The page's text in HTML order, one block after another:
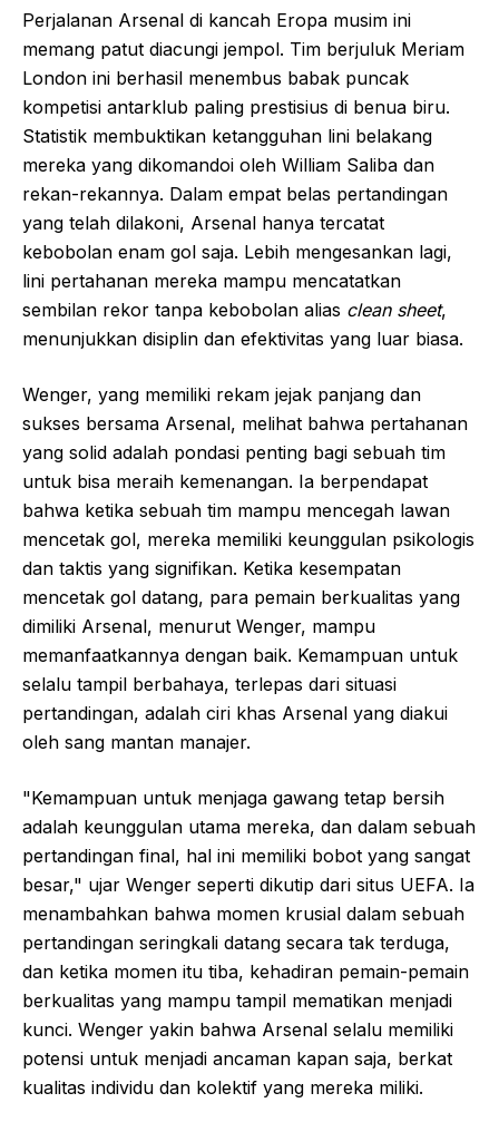
Perjalanan Arsenal di kancah Eropa musim ini
memang patut diacungi jempol. Tim berjuluk Meriam
London ini berhasil menembus babak puncak
kompetisi antarklub paling prestisius di benua biru.
Statistik membuktikan ketangguhan lini belakang
mereka yang dikomandoi oleh William Saliba dan
rekan-rekannya. Dalam empat belas pertandingan
yang telah dilakoni, Arsenal hanya tercatat
kebobolan enam gol saja. Lebih mengesankan lagi,
lini pertahanan mereka mampu mencatatkan
sembilan rekor tanpa kebobolan alias clean sheet,
menunjukkan disiplin dan efektivitas yang luar biasa.
Wenger, yang memiliki rekam jejak panjang dan
sukses bersama Arsenal, melihat bahwa pertahanan
yang solid adalah pondasi penting bagi sebuah tim
untuk bisa meraih kemenangan. Ia berpendapat
bahwa ketika sebuah tim mampu mencegah lawan
mencetak gol, mereka memiliki keunggulan psikologis
dan taktis yang signifikan. Ketika kesempatan
mencetak gol datang, para pemain berkualitas yang
dimiliki Arsenal, menurut Wenger, mampu
memanfaatkannya dengan baik. Kemampuan untuk
selalu tampil berbahaya, terlepas dari situasi
pertandingan, adalah ciri khas Arsenal yang diakui
oleh sang mantan manajer.
"Kemampuan untuk menjaga gawang tetap bersih
adalah keunggulan utama mereka, dan dalam sebuah
pertandingan final, hal ini memiliki bobot yang sangat
besar," ujar Wenger seperti dikutip dari situs UEFA. Ia
menambahkan bahwa momen krusial dalam sebuah
pertandingan seringkali datang secara tak terduga,
dan ketika momen itu tiba, kehadiran pemain-pemain
berkualitas yang mampu tampil mematikan menjadi
kunci. Wenger yakin bahwa Arsenal selalu memiliki
potensi untuk menjadi ancaman kapan saja, berkat
kualitas individu dan kolektif yang mereka miliki.